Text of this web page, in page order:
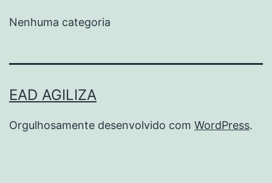
Nenhuma categoria
EAD AGILIZA
Orgulhosamente desenvolvido com WordPress.